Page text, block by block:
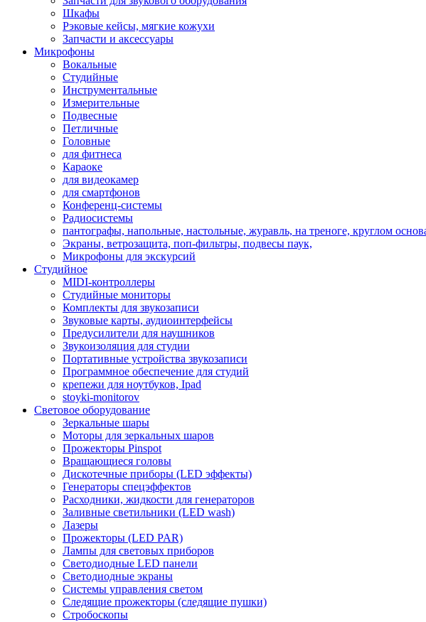
Шкафы
Рэковые кейсы, мягкие кожухи
Запчасти и аксессуары
Микрофоны
Вокальные
Студийные
Инструментальные
Измерительные
Подвесные
Петличные
Головные
для фитнеса
Караоке
для видеокамер
для смартфонов
Конференц-системы
Радиосистемы
пантографы, напольные, настольные, журавль, на треноге, круглом
Экраны, ветрозащита, поп-фильтры, подвесы паук,
Микрофоны для экскурсий
Студийное
MIDI-контроллеры
Студийные мониторы
Комплекты для звукозаписи
Звуковые карты, аудиоинтерфейсы
Предусилители для наушников
Звукоизоляция для студии
Портативные устройства звукозаписи
Программное обеспечение для студий
крепежи для ноутбуков, Ipad
stoyki-monitorov
Световое оборудование
Зеркальные шары
Моторы для зеркальных шаров
Прожекторы Pinspot
Вращающиеся головы
Дискотечные приборы (LED эффекты)
Генераторы спецэффектов
Расходники, жидкости для генераторов
Заливные светильники (LED wash)
Лазеры
Прожекторы (LED PAR)
Лампы для световых приборов
Светодиодные LED панели
Светодиодные экраны
Системы управления светом
Следящие прожекторы (следящие пушки)
Стробоскопы